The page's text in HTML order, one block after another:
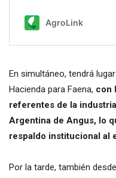
En simultáneo, tendrá
Hacienda para Faena, con
referentes de la
Argentina de Angus, lo
respaldo institucional al
Por la tarde, también